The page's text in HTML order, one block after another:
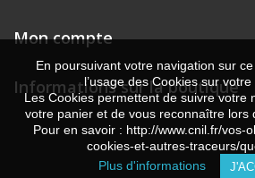
Mon compte
Informations sur la boutique
En poursuivant votre navigation sur
l’usage des Cookies sur votre
Les Cookies permettent de suivre votre
votre panier et de vous reconnaître lors
Pour en savoir : http://www.cnil.fr/vos-
cookies-et-autres-traceurs/
Plus d'informations